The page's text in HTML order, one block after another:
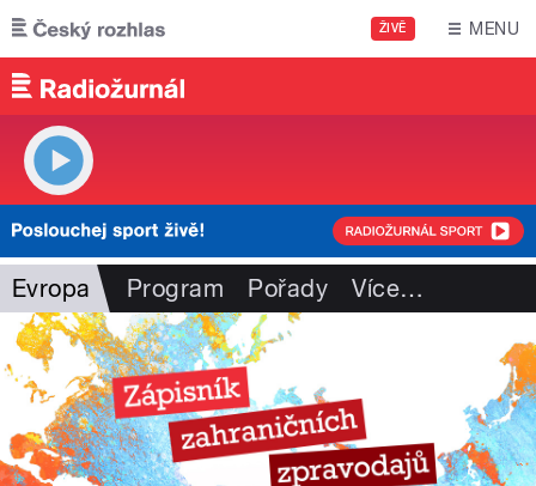
Přejít k hlavnímu obsahu
ŽIVĚ MENU
Evropa Program Pořady Více…